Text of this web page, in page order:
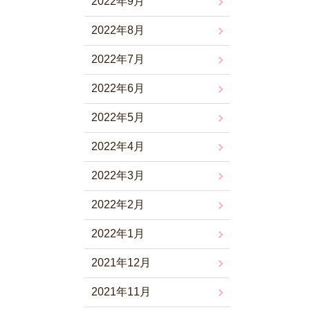
2022年8月
2022年7月
2022年6月
2022年5月
2022年4月
2022年3月
2022年2月
2022年1月
2021年12月
2021年11月